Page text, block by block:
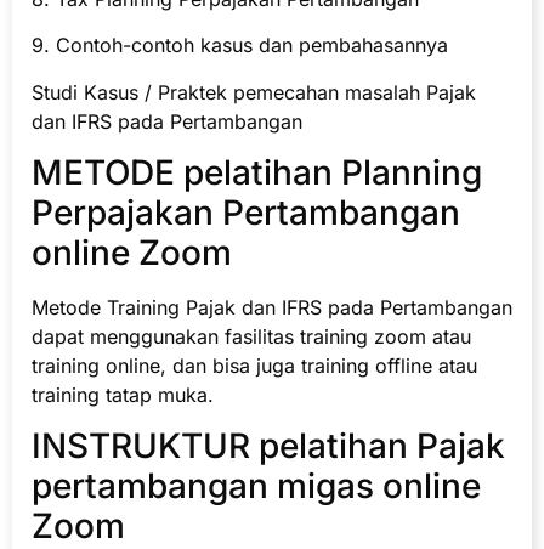
9. Contoh-contoh kasus dan pembahasannya
Studi Kasus / Praktek pemecahan masalah Pajak
dan IFRS pada Pertambangan
METODE pelatihan Planning
Perpajakan Pertambangan
online Zoom
Metode Training Pajak dan IFRS pada Pertambangan
dapat menggunakan fasilitas training zoom atau
training online, dan bisa juga training offline atau
training tatap muka.
INSTRUKTUR pelatihan Pajak
pertambangan migas online
Zoom